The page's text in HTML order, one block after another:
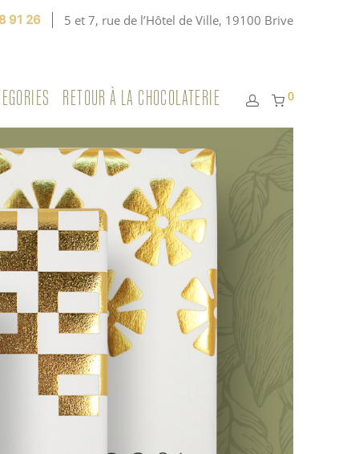
RETOUR À LA CHOCOLATERIE 0
91 26 5 et 7, rue de l’Hôtel de Ville, 19100 Brive